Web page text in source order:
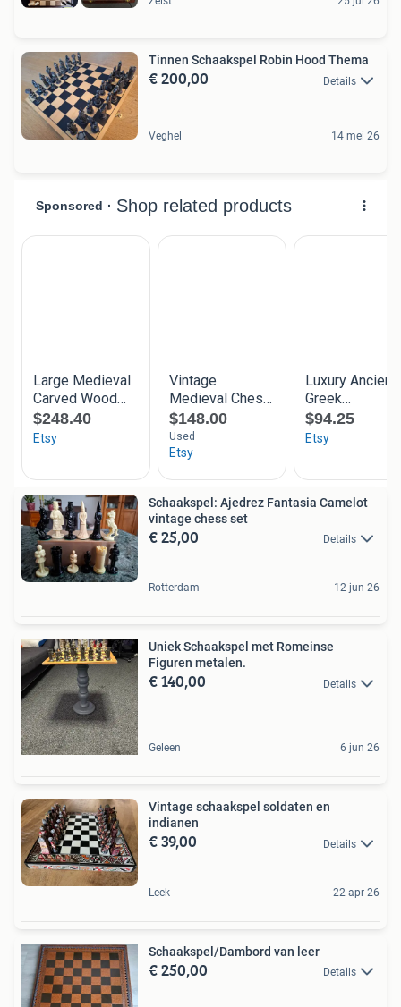
Tinnen Schaakspel Robin Hood Thema
€ 200,00 Details
Veghel 14 mei 26
Schaakspel: Ajedrez Fantasia Camelot
vintage chess set
€ 25,00 Details
Rotterdam 12 jun 26
Uniek Schaakspel met Romeinse
Figuren metalen.
€ 140,00 Details
Geleen 6 jun 26
Vintage schaakspel soldaten en
indianen
€ 39,00 Details
Leek 22 apr 26
Schaakspel/Dambord van leer
€ 250,00 Details